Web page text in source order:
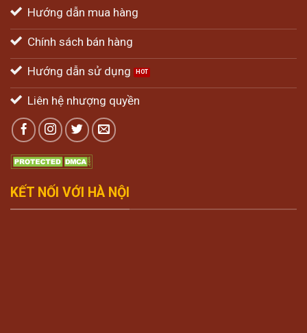
Hướng dẫn mua hàng
Chính sách bán hàng
Hướng dẫn sử dụng
Liên hệ nhượng quyền
KẾT NỐI VỚI HÀ NỘI